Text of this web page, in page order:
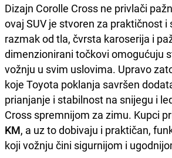
Dizajn Corolle Cross ne privlači
ovaj SUV je stvoren za praktičnost i
razmak od tla, čvrsta karoserija i
dimenzionirani točkovi omogućuju
vožnju u svim uslovima. Upravo
koje Toyota poklanja savršen
prianjanje i stabilnost na snijegu i
Cross spremnijom za zimu. Kupci
KM, a uz to dobivaju i praktičan,
koji vožnju čini sigurnijom i